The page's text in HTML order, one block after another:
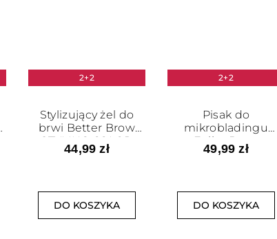
2+2
Stylizujący żel do
brwi Better Brow
STYLING COLOR
GEL
44,99 zł
DO KOSZYKA
2+2
Pisak do
mikrobladingu
Fuller Brow
MICROBLADING
49,99 zł
DO KOSZYKA